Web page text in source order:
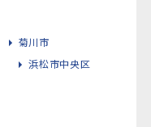
菊川市
浜松市中央区